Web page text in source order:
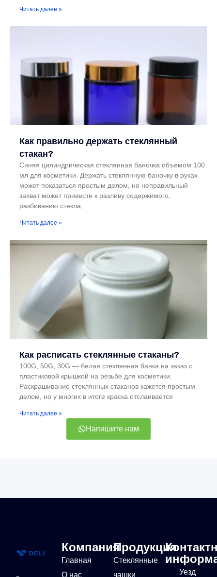
Читать далее »
Как правильно держать стеклянный
стакан?
Синяя цилиндрическая стеклянная баночка объемом 100
мл для косметики. Держать стеклянную баночку в руках
может показаться простым делом, но неправильный
захват может привести к разливу содержимого,
разбиванию стекла,
Читать далее »
Как расписать стеклянные стаканы?
100G, 50G, 30G — белая стеклянная банка на заказ с
пластиковой крышкой на резьбе для косметики.
Раскрашивание стеклянных стаканов кажется простым
делом, но у многих в итоге краска отслаивается
Читать далее »
Напишите нам
Компания
Главная
О нас
Продукция
Стеклянные
чашки
Уезд